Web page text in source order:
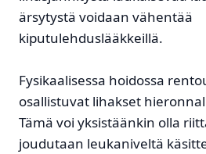
ärsytystä voidaan vähentää
kiputulehduslääkkeillä.
Fysikaalisessa hoidossa
osallistuvat lihakset
Tämä voi yksistäänkin olla
joudutaan leukaniveltä